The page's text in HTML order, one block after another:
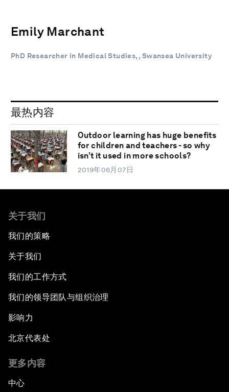
Emily Marchant
PhD Researcher in Medical Studies, , Swansea University
最热内容
Outdoor learning has huge benefits
for children and teachers - so why
isn’t it used in more schools?
2019年06月07日
关于我们
我们的策略
关于我们
我们的工作方式
我们的领导团队与组织治理
影响力
北京代表处
更多内容
中心